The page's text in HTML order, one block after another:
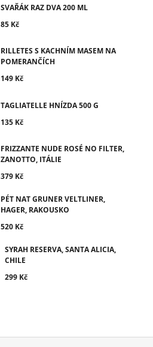
SVAŘÁK RAZ DVA 200 ML
85 Kč
RILLETES S KACHNÍM MASEM NA
POMERANČÍCH
149 Kč
TAGLIATELLE HNÍZDA 500 G
135 Kč
FRIZZANTE NUDE ROSÉ NO FILTER,
ZANOTTO, ITÁLIE
379 Kč
PÉT NAT GRUNER VELTLINER,
HAGER, RAKOUSKO
520 Kč
SYRAH RESERVA, SANTA ALICIA,
CHILE
299 Kč